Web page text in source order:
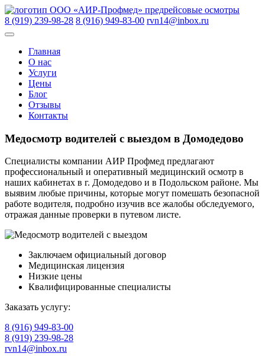
Skip
to
content
ООО «АИР-Профмед» предрейсовые осмотры
8 (919) 239-98-28 8 (916) 949-83-00 rvn14@inbox.ru
Главная
О нас
Услуги
Цены
Блог
Отзывы
Контакты
Медосмотр водителей с выездом в Домодедово
Специалисты компании АИР Профмед предлагают
профессиональный и оперативный медицинский осмотр в
наших кабинетах в г. Домодедово и в Подольском районе. Мы
выявим любые причины, которые могут помешать безопасной
работе водителя, подробно изучив все жалобы обследуемого,
отражая данные проверки в путевом листе.
Заключаем официальный договор
Медицинская лицензия
Низкие цены
Квалифицированные специалисты
Заказать услугу:
8 (916) 949-83-00
8 (919) 239-98-28
rvn14@inbox.ru